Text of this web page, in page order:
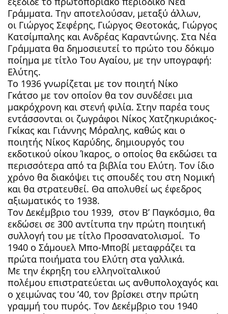
Γράμματα. Την αποτελούσαν, μεταξύ άλλων,
οι Γιώργος Σεφέρης, Γιώργος Θεοτοκάς, Γιώργος
Κατσίμπαλης και Ανδρέας Καραντώνης. Στα Νέα
Γράμματα θα δημοσιευτεί το πρώτο του δόκιμο
ποίημα με τίτλο Του Αγαίου, με την υπογραφή:
Ελύτης.
Το 1936 γνωρίζεται με τον ποιητή Νίκο
Γκάτσο με τον οποίον θα τον συνδέσει μια
μακρόχρονη και στενή φιλία. Στην παρέα τους
εντάσσονται οι ζωγράφοι Νίκος Χατζηκυριάκος-
Γκίκας και Γιάννης Μόραλης, καθώς και ο
ποιητής Νίκος Καρύδης, δημιουργός του
εκδοτικού οίκου Ίκαρος, ο οποίος θα εκδώσει τα
περισσότερα από τα βιβλία του Ελύτη. Τον ίδιο
χρόνο θα διακόψει τις σπουδές του στη Νομική
και θα στρατευθεί. Θα απολυθεί ως έφεδρος
αξιωματικός το 1938.
Τον Δεκέμβριο του 1939, στον Β’ Παγκόσμιο, θα
εκδώσει σε 300 αντίτυπα την πρώτη ποιητική
συλλογή του με τίτλο Προσανατολισμοί. Το
1940 ο Σάμουελ Μπο-Μποβί μεταφράζει τα
πρώτα ποιήματα του Ελύτη στα γαλλικά.
Με την έκρηξη του ελληνοϊταλικού
πολέμου επιστρατεύεται ως ανθυπολοχαγός και
ο χειμώνας του ’40, τον βρίσκει στην πρώτη
γραμμή του πυρός. Τον Δεκέμβριο του 1940